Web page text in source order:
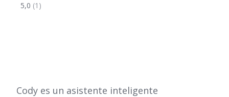
5,0 (1)
Cody es un asistente inteligente